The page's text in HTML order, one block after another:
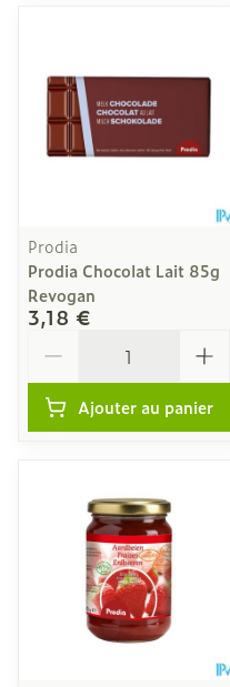
Prodia
Prodia Chocolat Lait 85g
Revogan
3,18 €
Ajouter au panier